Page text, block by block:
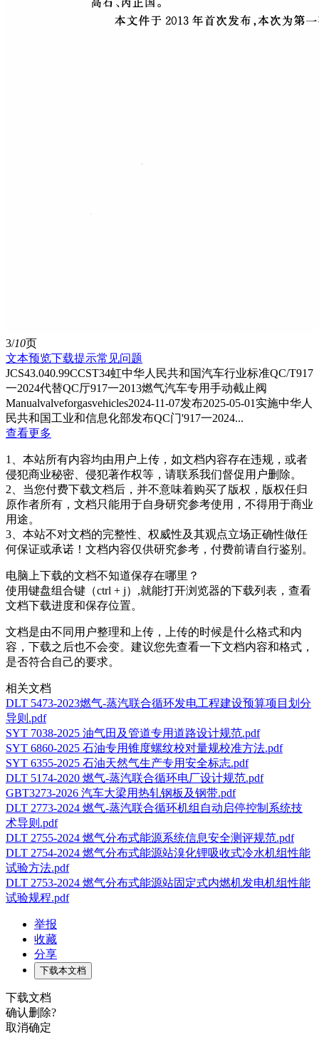
3/10页
文本预览下载提示常见问题
JCS43.040.99CCST34虹中华人民共和国汽车行业标准QC/T917
一2024代替QC厅917一2013燃气汽车专用手动截止阀
Manualvalveforgasvehicles2024-11-07发布2025-05-01实施中华人
民共和国工业和信息化部发布QC门'917一2024...
查看更多
1、本站所有内容均由用户上传，如文档内容存在违规，或者
侵犯商业秘密、侵犯著作权等，请联系我们督促用户删除。
2、当您付费下载文档后，并不意味着购买了版权，版权任归
原作者所有，文档只能用于自身研究参考使用，不得用于商业
用途。
3、本站不对文档的完整性、权威性及其观点立场正确性做任
何保证或承诺！文档内容仅供研究参考，付费前请自行鉴别。
电脑上下载的文档不知道保存在哪里？
使用键盘组合键（ctrl + j）,就能打开浏览器的下载列表，查看
文档下载进度和保存位置。
文档是由不同用户整理和上传，上传的时候是什么格式和内
容，下载之后也不会变。建议您先查看一下文档内容和格式，
是否符合自己的要求。
相关文档
DLT 5473-2023燃气-蒸汽联合循环发电工程建设预算项目划分
导则.pdf
SYT 7038-2025 油气田及管道专用道路设计规范.pdf
SYT 6860-2025 石油专用锥度螺纹校对量规校准方法.pdf
SYT 6355-2025 石油天然气生产专用安全标志.pdf
DLT 5174-2020 燃气-蒸汽联合循环电厂设计规范.pdf
GBT3273-2026 汽车大梁用热轧钢板及钢带.pdf
DLT 2773-2024 燃气-蒸汽联合循环机组自动启停控制系统技
术导则.pdf
DLT 2755-2024 燃气分布式能源系统信息安全测评规范.pdf
DLT 2754-2024 燃气分布式能源站溴化锂吸收式冷水机组性能
试验方法.pdf
DLT 2753-2024 燃气分布式能源站固定式内燃机发电机组性能
试验规程.pdf
举报
收藏
分享
下载本文档
下载文档
确认删除?
取消确定